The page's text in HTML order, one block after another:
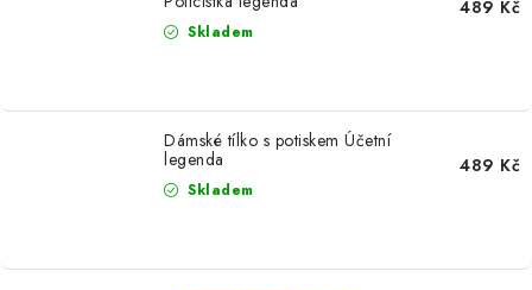
Skladem
489 Kč
Dámské tílko s potiskem Účetní
legenda
Skladem
489 Kč